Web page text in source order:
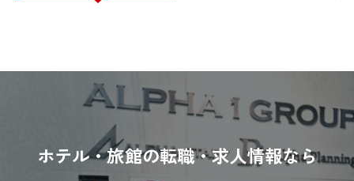
ホテル・旅館の転職・求人情報なら